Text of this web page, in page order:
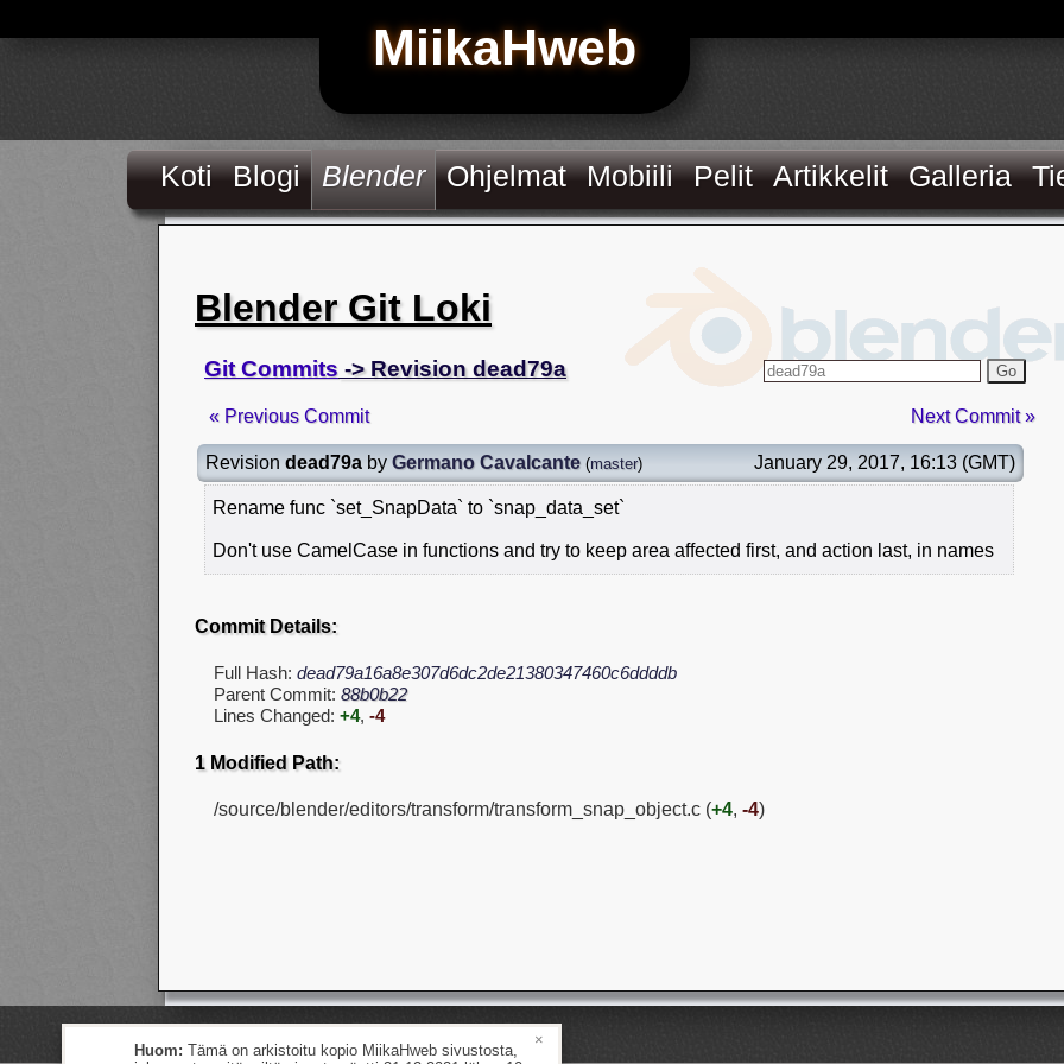
MiikaHweb
Koti Blogi Blender Ohjelmat Mobiili Pelit Artikkelit Galleria
Blender Git Loki
Git Commits -> Revision dead79a Go
« Previous Commit Next Commit »
Revision dead79a by Germano Cavalcante (master) January 29, 2017, 16:13 (GMT)
Rename func `set_SnapData` to `snap_data_set`
Don't use CamelCase in functions and try to keep area affected first, and action last, in names
Commit Details:
Full Hash: dead79a16a8e307d6dc2de21380347460c6ddddb
Parent Commit: 88b0b22
Lines Changed: +4, -4
1 Modified Path:
/source/blender/editors/transform/transform_snap_object.c (+4, -4)
Huom: Tämä on arkistoitu kopio MiikaHweb sivustosta,
×